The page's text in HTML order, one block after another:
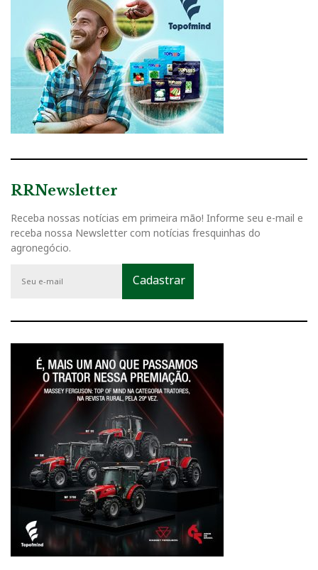
RRNewsletter
Receba nossas notícias em primeira mão! Informe seu e-mail e
receba nossa Newsletter com notícias fresquinhas do
agronegócio.